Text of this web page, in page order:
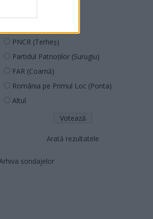
PNCR (Terheș)
Partidul Patrioților (Surugiu)
FAR (Coarnă)
România pe Primul Loc (Ponta)
Altul
Arată rezultatele
sondajelor